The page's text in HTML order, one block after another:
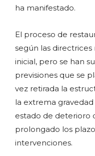
ha manifestado.
El proceso de
según las
inicial, pero se han
previsiones que se
vez retirada la
la extrema
estado de deterioro
prolongado los
intervenciones.